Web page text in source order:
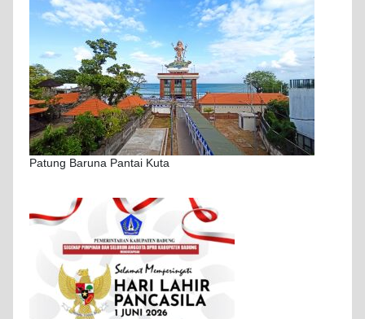
Patung Baruna Pantai Kuta